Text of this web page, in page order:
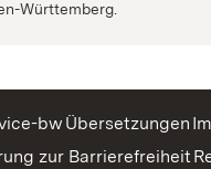
einem neuen Fenster
Württemberg.
bw Übersetzungen
zur Barrierefreiheit